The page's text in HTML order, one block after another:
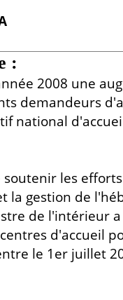
:
2008 une
demandeurs
national
les
la gestion de
de l'intérieur
d'accueil
le 1er juillet